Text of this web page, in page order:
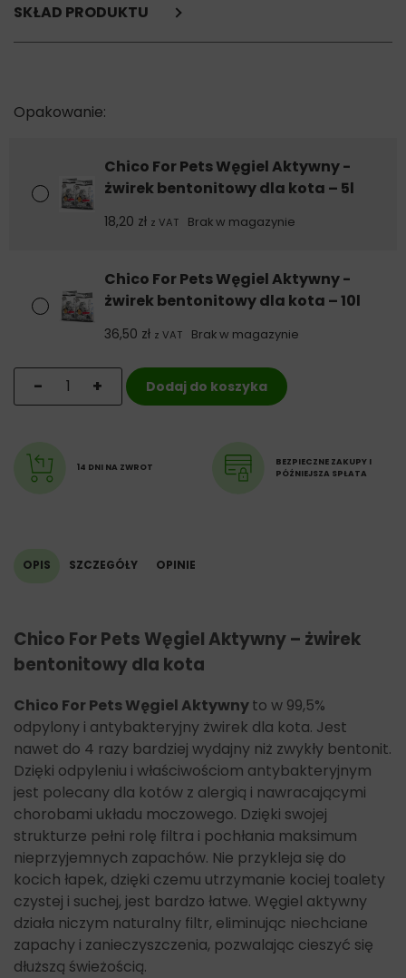
SKŁAD PRODUKTU
Skontaktuj się z nami i poznaj szczegóły :-)
Chico For Pets Węgiel Aktywny -
żwirek bentonitowy dla kota – 5l
18,20 zł z VAT Brak w magazynie
Chico For Pets Węgiel Aktywny -
żwirek bentonitowy dla kota – 10l
36,50 zł z VAT Brak w magazynie
ilość Chico For Pets Węgiel Aktywny - żwirek
+
- Dodaj do koszyka
14 DNI NA ZWROT
BEZPIECZNE ZAKUPY I
PÓŹNIEJSZA SPŁATA
OPIS SZCZEGÓŁY OPINIE
Chico For Pets Węgiel Aktywny – żwirek
bentonitowy dla kota
Chico For Pets Węgiel Aktywnyto w 99,5%
odpylony i antybakteryjny żwirek dla kota. Jest
nawet do 4 razy bardziej wydajny niż zwykły bentonit.
Dzięki odpyleniu i właściwościom antybakteryjnym
jest polecany dla kotów z alergią i nawracającymi
chorobami układu moczowego. Dzięki swojej
strukturze pełni rolę filtra i pochłania maksimum
nieprzyjemnych zapachów. Nie przykleja się do
kocich łapek, dzięki czemu utrzymanie kociej toalety
czystej i suchej, jest bardzo łatwe. Węgiel aktywny
działa niczym naturalny filtr, eliminując niechciane
zapachy i zanieczyszczenia, pozwalając cieszyć się
dłuższą świeżością.